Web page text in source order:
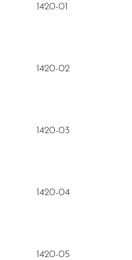
1420-01
1420-02
1420-03
1420-04
1420-05